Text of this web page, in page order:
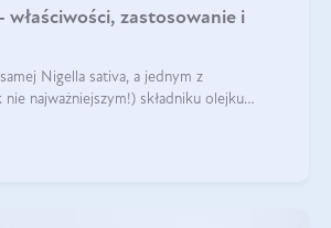
zastosowanie i
Nigella sativa, a jednym z
nie najważniejszym!) składniku olejku